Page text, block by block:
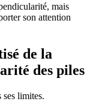
mais
son attention
de la
des piles
limites.